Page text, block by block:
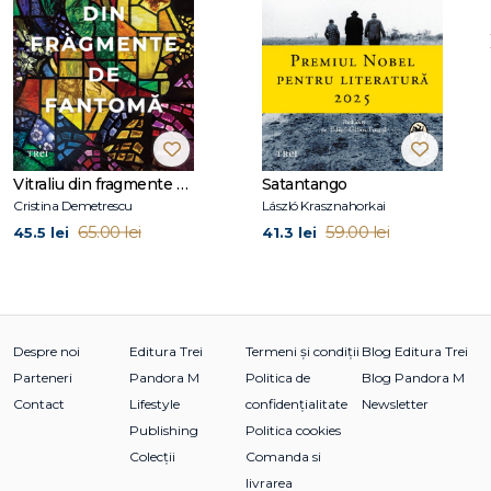
Romanul săuHodejegerne a stat la baza filmului
de capete, lansat în 2011.
De același autor, la Editura Trei au mai apărut romanele
Fiul, LiliaculșiSânge pe zăpadă.
Vitraliu din fragmente de fantomă
Cristina Demetrescu
45.5 lei 65.00 lei
Satantango
László Krasznahorkai
41.3 lei 59.00 lei
Despre noi
Parteneri
Contact
Editura Trei
Pandora M
Lifestyle
Publishing
Colecții
Termeni și condiții
Politica de
confidențialitate
Politica cookies
Comanda si
livrarea
Blog Editura Trei
Blog Pandora M
Newsletter